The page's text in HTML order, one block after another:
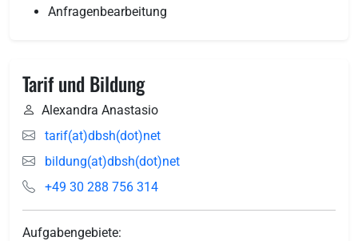
Anfragenbearbeitung
Tarif und Bildung
Alexandra Anastasio
tarif(at)dbsh(dot)net
bildung(at)dbsh(dot)net
+49 30 288 756 314
Aufgabengebiete: